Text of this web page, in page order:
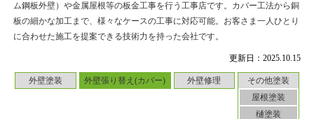
更新日：2025.10.15
外壁塗装 外壁張り替え(カバー) 外壁修理
その他塗装
屋根塗装
樋塗装
ム鋼板外壁）や金属屋根等の板金工事を行う工事店です。カバー工法から銅
板の細かな加工まで、様々なケースの工事に対応可能。お客さま一人ひとり
に合わせた施工を提案できる技術力を持った会社です。